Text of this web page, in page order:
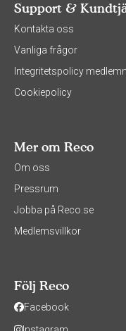
Support &
Kontakta oss
Vanliga frågor
Integritetspolicy
Cookiepolicy
Mer om Reco
Om oss
Pressrum
Jobba på Reco.se
Medlemsvillkor
Följ Reco
Facebook